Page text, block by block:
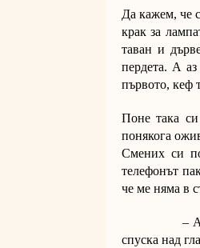
Да кажем, че
крак за
таван и
пердета. А
първото, кеф
Поне така си
понякога
Смених си
телефонът
че ме няма в
– Ало, да,
спуска над